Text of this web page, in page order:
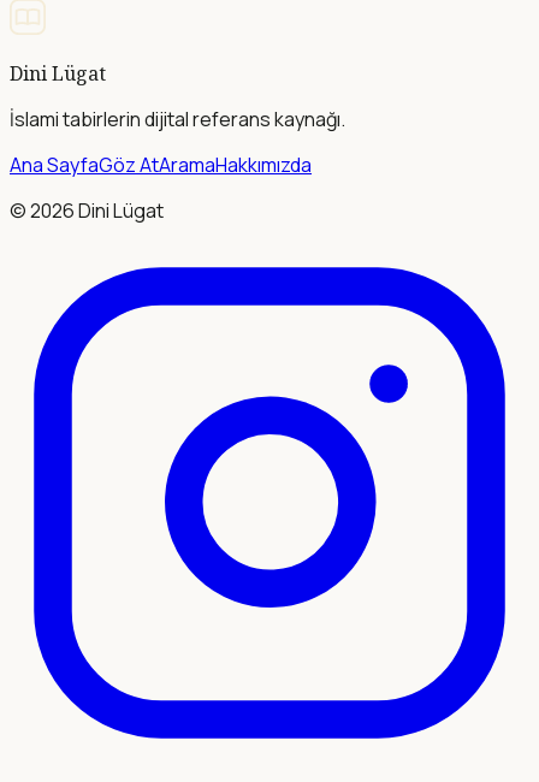
Dini Lügat
İslami tabirlerin dijital referans kaynağı.
Ana SayfaGöz AtAramaHakkımızda
©2026Dini Lügat